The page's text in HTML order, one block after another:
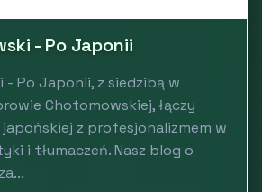
- Po Japonii
- Po Japonii, z siedzibą w
Chotomowskiej, łączy
z profesjonalizmem w
i tłumaczeń. Nasz blog o